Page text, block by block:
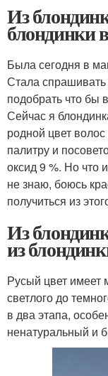
Из
блондинки
Была сегодня в
Стала спрашивать
подобрать что бы
Сейчас я
родной цвет
палитру и
оксид 9 %. Но что
не знаю, боюсь
получиться из
Из
из
Русый цвет имеет
светлого до
в два этапа,
ненатуральный и